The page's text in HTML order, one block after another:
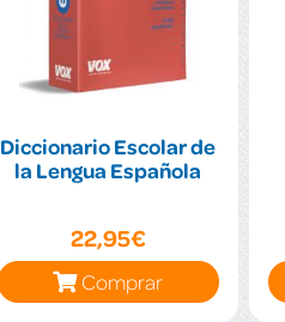
Diccionario Escolar de
la Lengua Española
22,95€
Comprar